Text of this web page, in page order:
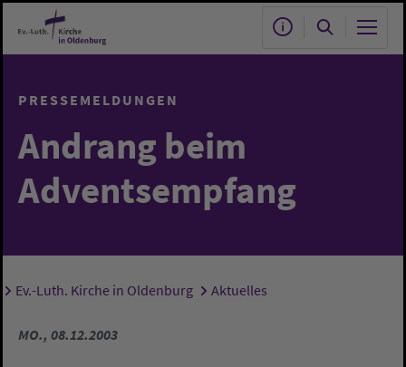
Zum Hauptinhalt springen
PRESSEMELDUNGEN
Andrang beim
Adventsempfang
Sie sind hier:
Ev.-Luth. Kirche in Oldenburg Aktuelles
MO., 08.12.2003